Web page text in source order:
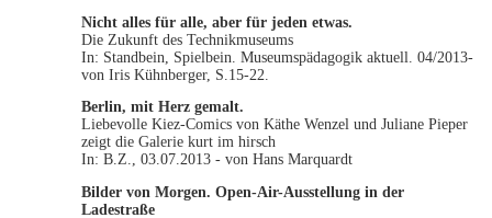
Nicht alles für alle, aber für jeden etwas.
Die Zukunft des Technikmuseums
In: Standbein, Spielbein. Museumspädagogik aktuell. 04/2013-
von Iris Kühnberger, S.15-22.
Berlin, mit Herz gemalt.
Liebevolle Kiez-Comics von Käthe Wenzel und Juliane Pieper
zeigt die Galerie kurt im hirsch
In: B.Z., 03.07.2013 - von Hans Marquardt
Bilder von Morgen. Open-Air-Ausstellung in der
Ladestraße